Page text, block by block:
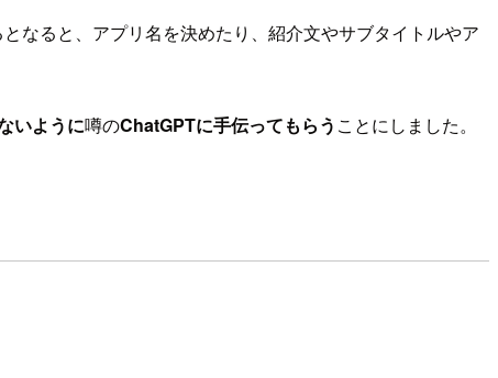
なると、アプリ名を決めたり、紹介文やサブタイトルやア
いように噂のChatGPTに手伝ってもらう ことにしました。